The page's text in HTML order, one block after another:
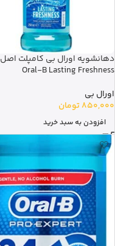
دهانشویه اورال بی کامپلت اصل
Oral-B Lasting Freshness
اورال بی
850,000تومان
افزودن به سبد خرید